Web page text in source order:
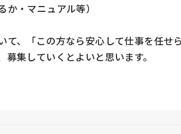
か・マニュアル等）
て、「この方なら安心して仕事を任せ
募集していくとよいと思います。